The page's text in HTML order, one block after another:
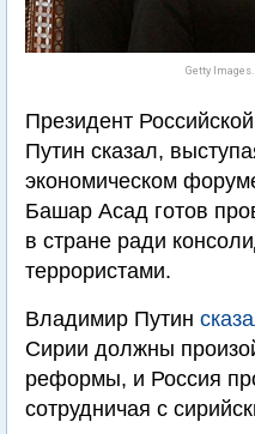
Getty
Президент
Путин сказал,
экономическом
Башар Асад готов
в стране ради
террористами.
Владимир Путин
Сирии должны
реформы, и Россия
сотрудничая с